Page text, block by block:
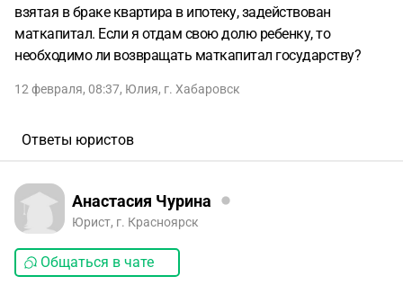
взятая в браке квартира в ипотеку, задействован
маткапитал. Если я отдам свою долю ребенку, то
необходимо ли возвращать маткапитал государству?
12 февраля, 08:37, Юлия, г. Хабаровск
Ответы юристов
Анастасия Чурина
Юрист, г. Красноярск
Общаться в чате